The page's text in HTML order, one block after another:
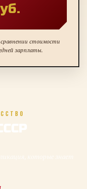
стоимости
зарплаты.